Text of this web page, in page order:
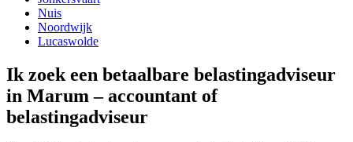
Nuis
Noordwijk
Lucaswolde
Ik zoek een betaalbare belastingadviseur
in Marum – accountant of
belastingadviseur